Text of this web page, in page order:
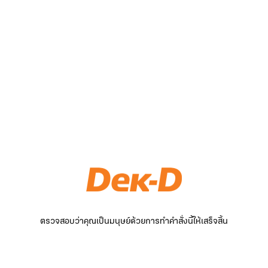
ตรวจสอบว่าคุณเป็นมนุษย์ด้วยการทำคำสั่งนี้ให้เสร็จสิ้น